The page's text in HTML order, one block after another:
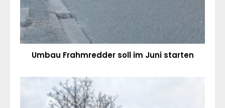
Umbau Frahmredder soll im Juni starten